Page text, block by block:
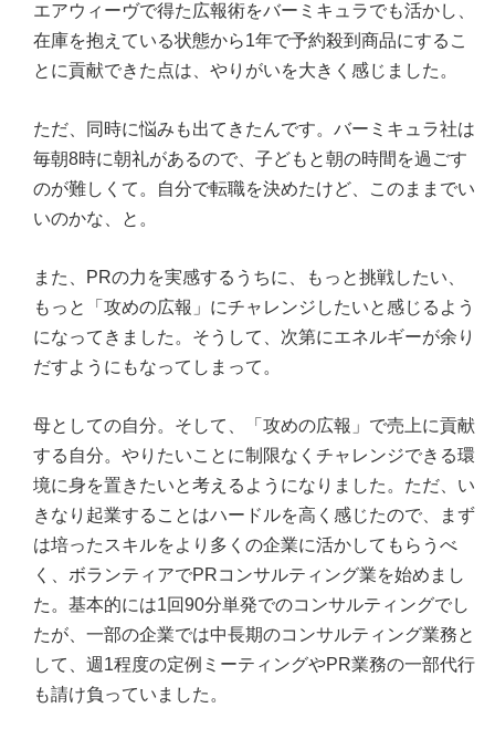
エアウィーヴで得た広報術をバーミキュラでも活かし、
在庫を抱えている状態から1年で予約殺到商品にするこ
とに貢献できた点は、やりがいを大きく感じました。
ただ、同時に悩みも出てきたんです。バーミキュラ社は
毎朝8時に朝礼があるので、子どもと朝の時間を過ごす
のが難しくて。自分で転職を決めたけど、このままでい
いのかな、と。
また、PRの力を実感するうちに、もっと挑戦したい、
もっと「攻めの広報」にチャレンジしたいと感じるよう
になってきました。そうして、次第にエネルギーが余り
だすようにもなってしまって。
母としての自分。そして、「攻めの広報」で売上に貢献
する自分。やりたいことに制限なくチャレンジできる環
境に身を置きたいと考えるようになりました。ただ、い
きなり起業することはハードルを高く感じたので、まず
は培ったスキルをより多くの企業に活かしてもらうべ
く、ボランティアでPRコンサルティング業を始めまし
た。基本的には1回90分単発でのコンサルティングでし
たが、一部の企業では中長期のコンサルティング業務と
して、週1程度の定例ミーティングやPR業務の一部代行
も請け負っていました。